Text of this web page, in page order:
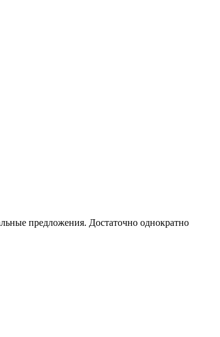
предложения. Достаточно однократно